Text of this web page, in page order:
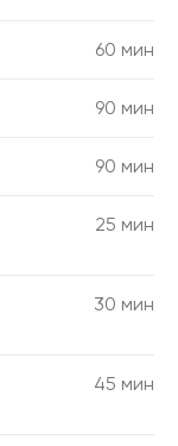
60 мин
90 мин
90 мин
25 мин
30 мин
45 мин